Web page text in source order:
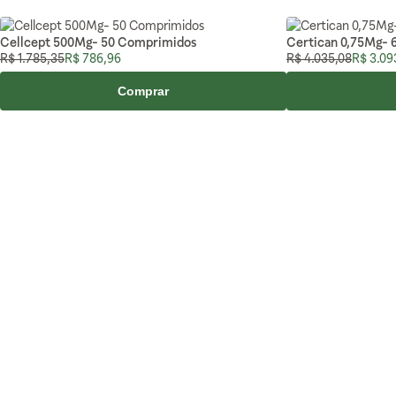
Cellcept 500Mg- 50 Comprimidos
Preço Especial
R$ 786,96
Preço Normal
R$ 1.785,35
Comprar
Certican 0,75Mg-
Preço
R$
Preço Normal
R$ 4.035,08